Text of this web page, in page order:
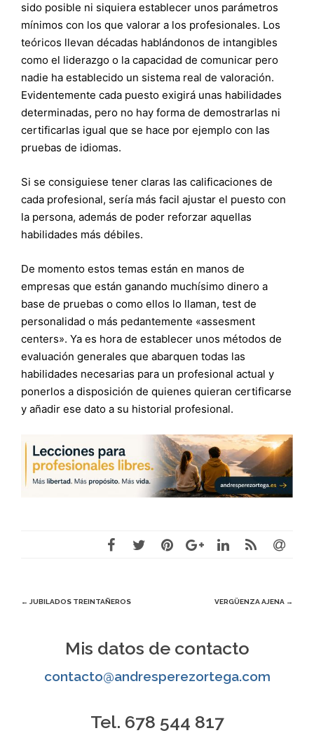
sido posible ni siquiera establecer unos parámetros
mínimos con los que valorar a los profesionales. Los
teóricos llevan décadas hablándonos de intangibles
como el liderazgo o la capacidad de comunicar pero
nadie ha establecido un sistema real de valoración.
Evidentemente cada puesto exigirá unas habilidades
determinadas, pero no hay forma de demostrarlas ni
certificarlas igual que se hace por ejemplo con las
pruebas de idiomas.
Si se consiguiese tener claras las calificaciones de
cada profesional, sería más facil ajustar el puesto con
la persona, además de poder reforzar aquellas
habilidades más débiles.
De momento estos temas están en manos de
empresas que están ganando muchísimo dinero a
base de pruebas o como ellos lo llaman, test de
personalidad o más pedantemente «assesment
centers». Ya es hora de establecer unos métodos de
evaluación generales que abarquen todas las
habilidades necesarias para un profesional actual y
ponerlos a disposición de quienes quieran certificarse
y añadir ese dato a su historial profesional.
Navegación
entradas
← JUBILADOS TREINTAÑEROS VERGÜENZA AJENA →
Mis datos de contacto
contacto@andresperezortega.com
Tel. 678 544 817